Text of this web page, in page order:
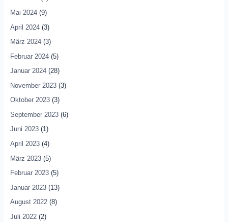
Mai 2024(9)
April 2024(3)
März 2024(3)
Februar 2024(5)
Januar 2024(28)
November 2023(3)
Oktober 2023(3)
September 2023(6)
Juni 2023(1)
April 2023(4)
März 2023(5)
Februar 2023(5)
Januar 2023(13)
August 2022(8)
Juli 2022(2)